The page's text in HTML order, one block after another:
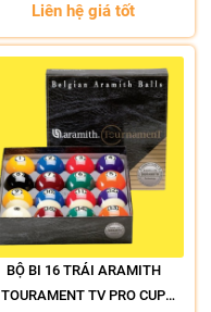
Liên hệ giá tốt
BỘ BI 16 TRÁI ARAMITH
TOURAMENT TV PRO CUP